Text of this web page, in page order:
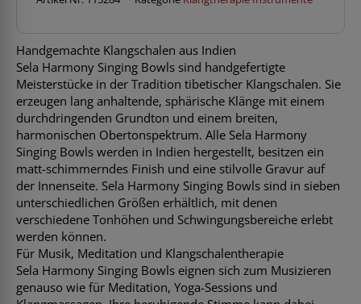
Handgemachte Klangschalen aus Indien
Sela Harmony Singing Bowls sind handgefertigte
Meisterstücke in der Tradition tibetischer Klangschalen. Sie
erzeugen lang anhaltende, sphärische Klänge mit einem
durchdringenden Grundton und einem breiten,
harmonischen Obertonspektrum. Alle Sela Harmony
Singing Bowls werden in Indien hergestellt, besitzen ein
matt-schimmerndes Finish und eine stilvolle Gravur auf
der Innenseite. Sela Harmony Singing Bowls sind in sieben
unterschiedlichen Größen erhältlich, mit denen
verschiedene Tonhöhen und Schwingungsbereiche erlebt
werden können.
Für Musik, Meditation und Klangschalentherapie
Sela Harmony Singing Bowls eignen sich zum Musizieren
genauso wie für Meditation, Yoga-Sessions und